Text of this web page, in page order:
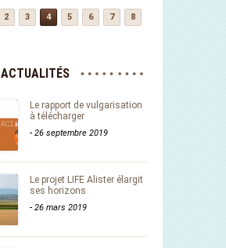
2 3 4 5 6 7
8
ACTUALITÉS
Le rapport de vulgarisation
à télécharger
- 26 septembre 2019
Le projet LIFE Alister élargit
ses horizons
- 26 mars 2019